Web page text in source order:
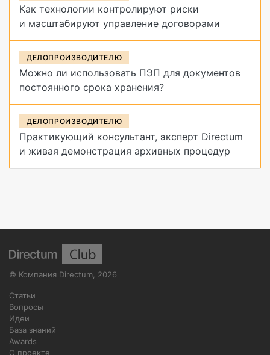
Как технологии контролируют риски
и масштабируют управление договорами
ДЕЛОПРОИЗВОДИТЕЛЮ
Можно ли использовать ПЭП для документов
постоянного срока хранения?
ДЕЛОПРОИЗВОДИТЕЛЮ
Практикующий консультант, эксперт Directum
и живая демонстрация архивных процедур
© Компания Directum 2026
Статьи
Вопросы
Идеи
База знаний
Awards
О проекте